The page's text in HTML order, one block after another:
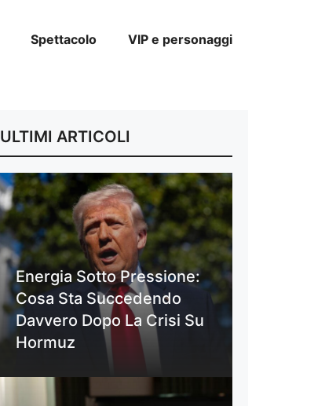
Spettacolo VIP e personaggi
ULTIMI ARTICOLI
Energia Sotto Pressione:
Cosa Sta Succedendo
Davvero Dopo La Crisi Su
Hormuz